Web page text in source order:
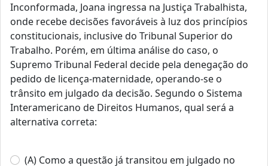
Inconformada, Joana ingressa na Justiça Trabalhista,
onde recebe decisões favoráveis à luz dos princípios
constitucionais, inclusive do Tribunal Superior do
Trabalho. Porém, em última análise do caso, o
Supremo Tribunal Federal decide pela denegação do
pedido de licença-maternidade, operando‐se o
trânsito em julgado da decisão. Segundo o Sistema
Interamericano de Direitos Humanos, qual será a
alternativa correta:
(A) Como a questão já transitou em julgado no